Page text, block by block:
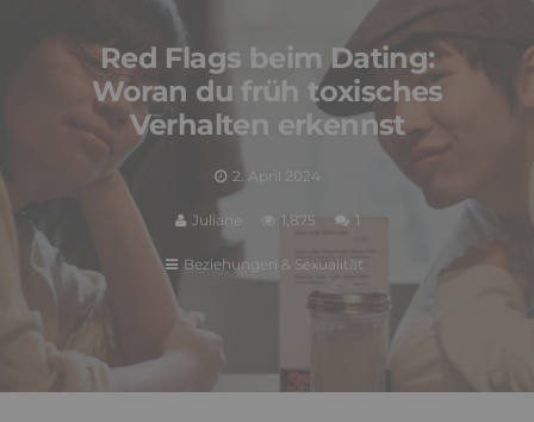
Red Flags beim Dating:
Woran du früh toxisches
Verhalten erkennst
2. April 2024
Juliane 1,875 1
Beziehungen & Sexualität